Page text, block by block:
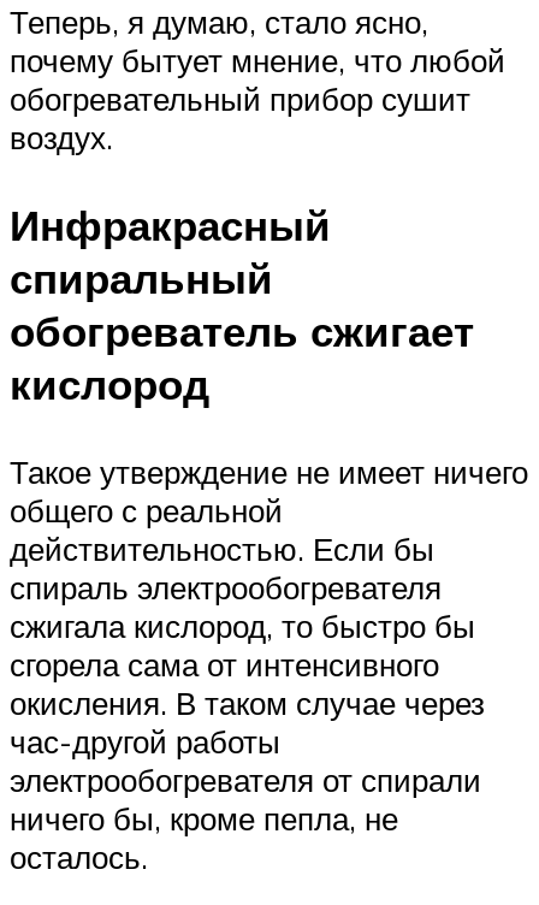
Теперь, я думаю, стало ясно,
почему бытует мнение, что любой
обогревательный прибор сушит
воздух.
Инфракрасный
спиральный
обогреватель сжигает
кислород
Такое утверждение не имеет ничего
общего с реальной
действительностью. Если бы
спираль электрообогревателя
сжигала кислород, то быстро бы
сгорела сама от интенсивного
окисления. В таком случае через
час-другой работы
электрообогревателя от спирали
ничего бы, кроме пепла, не
осталось.